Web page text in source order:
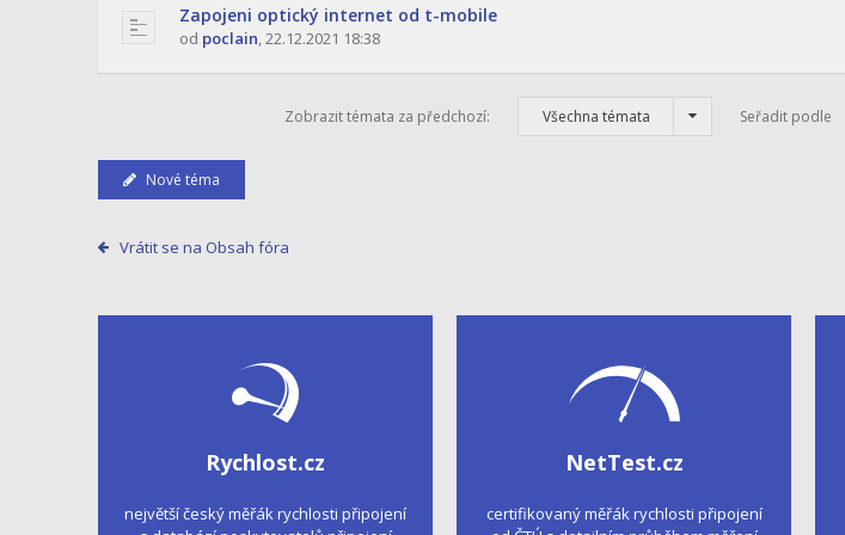
Zapojeni optický internet od t-mobile
od poclain,22.12.2021 18:38
Zobrazit témata za předchozí: Všechna témata Seřadit podle
Nové téma
Vrátit se na Obsah fóra
Rychlost.cz
největší český měřák rychlosti připojení
NetTest.cz
certifikovaný měřák rychlosti připojení